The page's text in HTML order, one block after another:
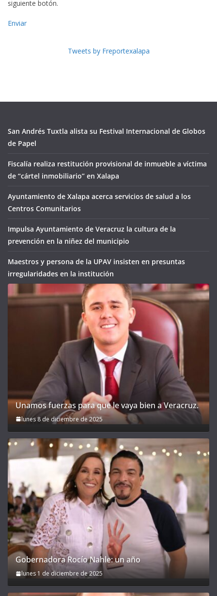
siguiente botón.
Enviar
Tweets by Freportexalapa
San Andrés Tuxtla alista su Festival Internacional de Globos
de Papel
Fiscalía realiza restitución provisional de inmueble a víctima
de “cártel inmobiliario” en Xalapa
Ayuntamiento de Xalapa acerca servicios de salud a los
Centros Comunitarios
Impulsa Ayuntamiento de Veracruz la cultura de la
prevención en la niñez del municipio
Maestros y persona de la UPAV insisten en presuntas
irregularidades en la institución
Unamos fuerzas para que le vaya bien a Veracruz.
lunes 8 de diciembre de 2025
Gobernadora Rocío Nahle: un año
lunes 1 de diciembre de 2025